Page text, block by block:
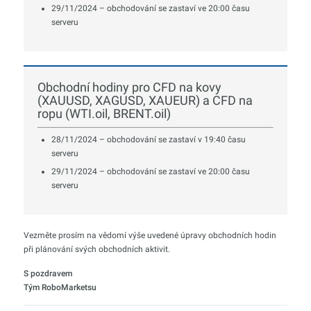
29/11/2024 – obchodování se zastaví ve 20:00 času
serveru
Obchodní hodiny pro CFD na kovy
(XAUUSD, XAGUSD, XAUEUR) a CFD na
ropu (WTI.oil, BRENT.oil)
28/11/2024 – obchodování se zastaví v 19:40 času
serveru
29/11/2024 – obchodování se zastaví ve 20:00 času
serveru
Vezměte prosím na vědomí výše uvedené úpravy obchodních hodin
při plánování svých obchodních aktivit.
S pozdravem
Tým RoboMarketsu